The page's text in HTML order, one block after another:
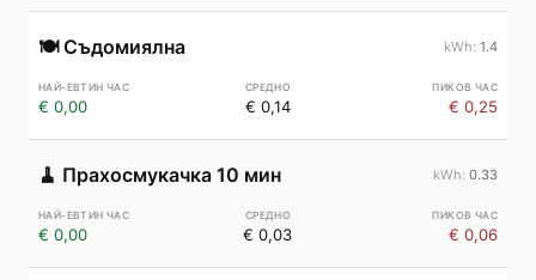
🍽️ Съдомиялна 1.4
€ 0,00 € 0,14 € 0,25
🧹 Прахосмукачка 10 мин 0.33
€ 0,00 € 0,03 € 0,06